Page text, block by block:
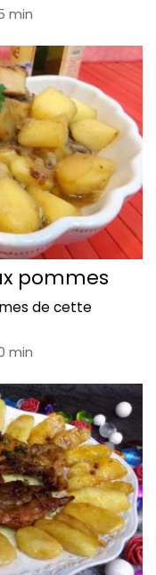
min
pommes
de cette
min